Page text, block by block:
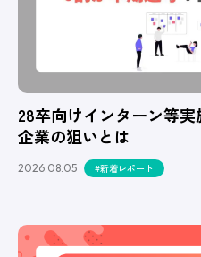
28卒向けインターン等実
企業の狙いとは
2026.08.05 #新着レポート